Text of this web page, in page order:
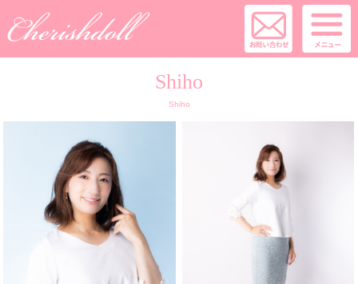
Shiho
Shiho